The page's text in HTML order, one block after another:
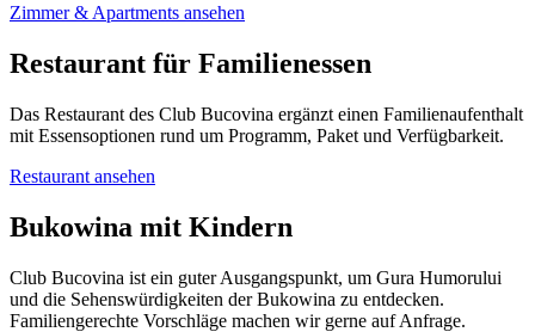
Zimmer & Apartments ansehen
Restaurant für Familienessen
Das Restaurant des Club Bucovina ergänzt einen Familienaufenthalt
mit Essensoptionen rund um Programm, Paket und Verfügbarkeit.
Restaurant ansehen
Bukowina mit Kindern
Club Bucovina ist ein guter Ausgangspunkt, um Gura Humorului
und die Sehenswürdigkeiten der Bukowina zu entdecken.
Familiengerechte Vorschläge machen wir gerne auf Anfrage.